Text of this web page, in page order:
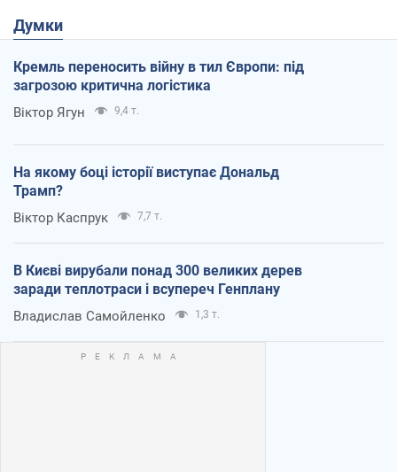
Думки
Кремль переносить війну в тил Європи: під
загрозою критична логістика
Віктор Ягун 9,4 т.
На якому боці історії виступає Дональд
Трамп?
Віктор Каспрук 7,7 т.
В Києві вирубали понад 300 великих дерев
заради теплотраси і всупереч Генплану
Владислав Самойленко 1,3 т.